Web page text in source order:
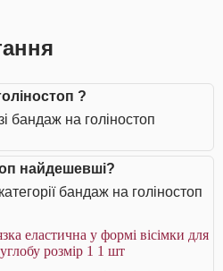
?
бандаж на голіностоп
найдешевші?
бандаж на голіностоп
еластична у формі вісімки для
розмір 1 1 шт